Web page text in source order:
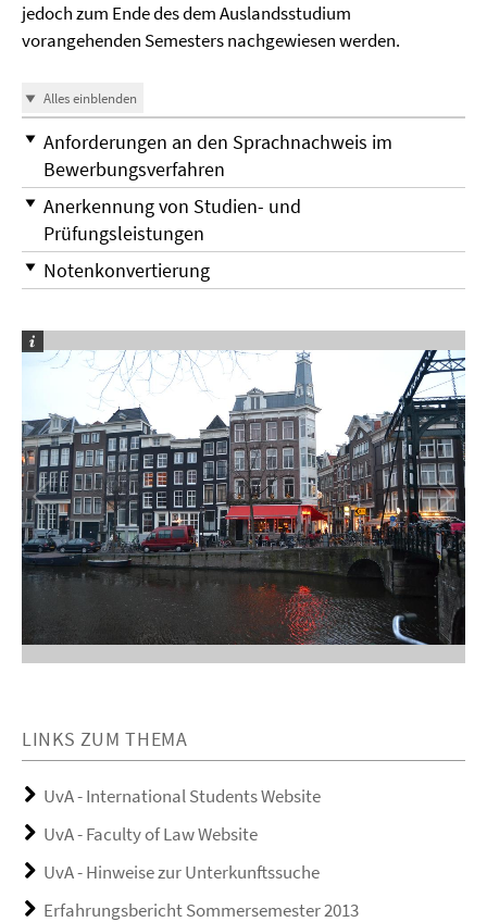
jedoch zum Ende des dem Auslandsstudium
vorangehenden Semesters nachgewiesen werden.
Alles einblenden
Anforderungen an den Sprachnachweis im
Bewerbungsverfahren
Anerkennung von Studien- und
Prüfungsleistungen
Notenkonvertierung
LINKS ZUM THEMA
UvA - International Students Website
UvA - Faculty of Law Website
UvA - Hinweise zur Unterkunftssuche
Erfahrungsbericht Sommersemester 2013